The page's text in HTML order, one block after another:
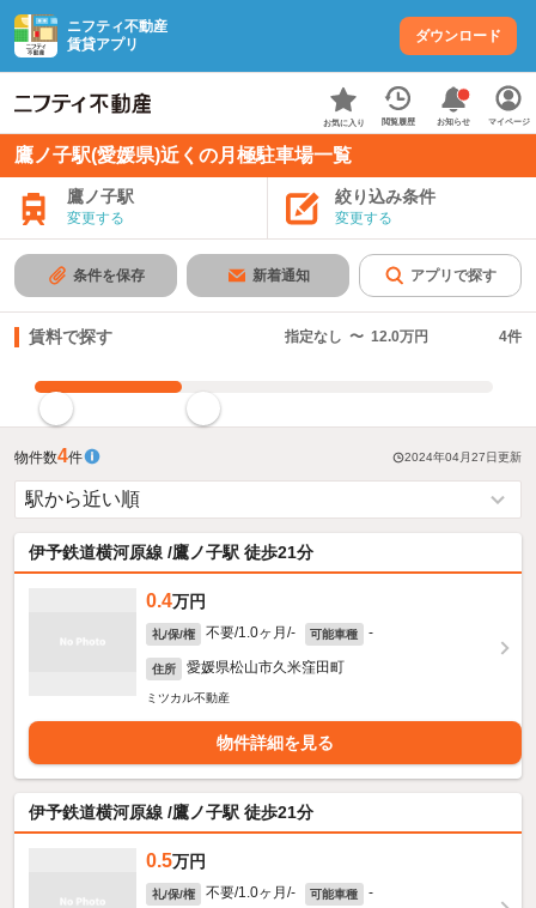
ニフティ不動産
賃貸アプリ
ダウンロード
お気に入り 閲覧履歴 お知らせ マイページ
鷹ノ子駅(愛媛県)近くの月極駐車場一覧
鷹ノ子駅
変更する
絞り込み条件
変更する
条件を保存 新着通知 アプリで探す
賃料で探す 指定なし 〜 12.0万円 4件
物件数4件 2024年04月27日更新
伊予鉄道横河原線 /鷹ノ子駅 徒歩21分
0.4万円
礼/保/権 不要/1.0ヶ月/- 可能車種 -
住所 愛媛県松山市久米窪田町
ミツカル不動産
物件詳細を見る
伊予鉄道横河原線 /鷹ノ子駅 徒歩21分
0.5万円
礼/保/権 不要/1.0ヶ月/- 可能車種 -